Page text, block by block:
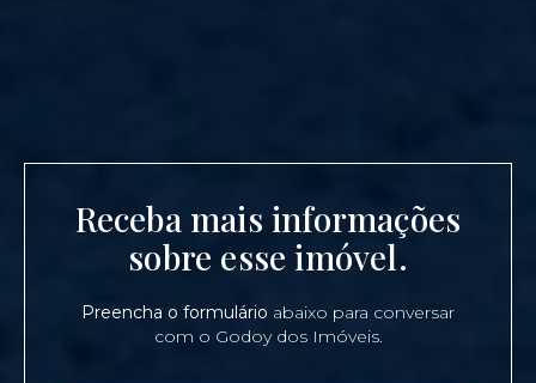
Receba mais informações
sobre esse imóvel.
Preencha o formulário abaixo para conversar
com o Godoy dos Imóveis.